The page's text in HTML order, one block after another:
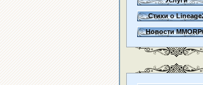
Стихи о
Новости